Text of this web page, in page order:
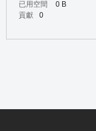
已用空間
0 B
貢獻
0